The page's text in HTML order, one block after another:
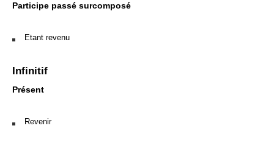
Participe passé surcomposé
Etant revenu
Infinitif
Présent
Revenir